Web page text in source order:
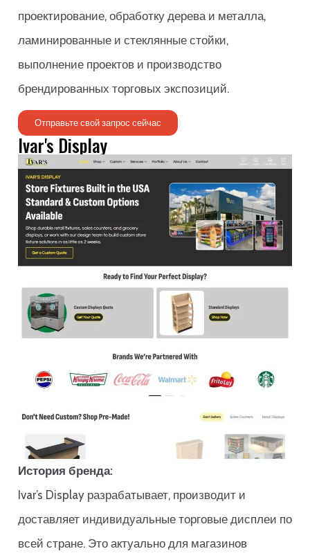
проектирование, обработку дерева и металла,
ламинированные и стеклянные стойки,
выполнение проектов и производство
брендированных торговых экспозиций.
Отправьте свой запрос сейчас
Ivar's Display
История бренда:
Ivar’s Display разрабатывает, производит и
доставляет индивидуальные торговые дисплеи по
всей стране. Это актуально для магазинов